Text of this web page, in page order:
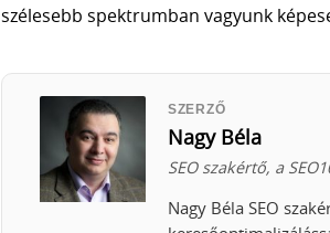
szélesebb spektrumban vagyunk
SZERZŐ
Nagy Béla
SEO szakértő, a
Nagy Béla SEO